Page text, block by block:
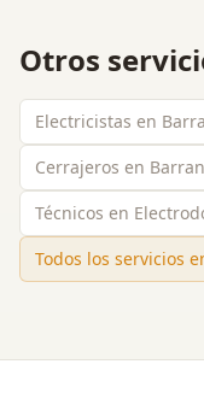
Otros
Electricistas en
Cerrajeros en
Técnicos en
Todos los servicios